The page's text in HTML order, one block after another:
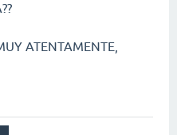
ATENTAMENTE,